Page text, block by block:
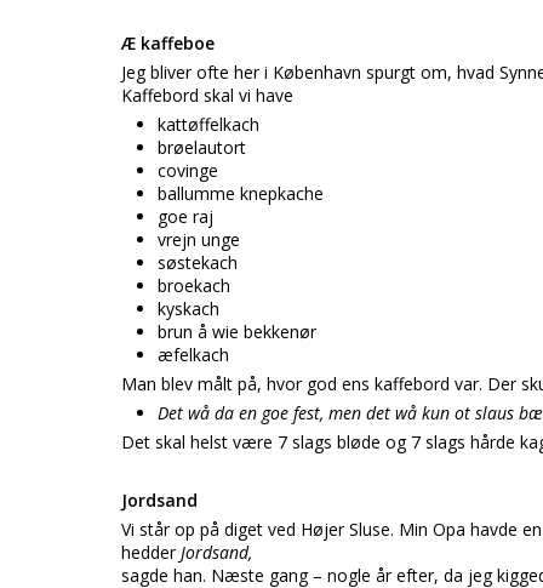
Æ kaffeboe
Jeg bliver ofte her i København spurgt om, hvad
Kaffebord skal vi have
kattøffelkach
brøelautort
covinge
ballumme knepkache
goe raj
vrejn unge
søstekach
broekach
kyskach
brun å wie bekkenør
æfelkach
Man blev målt på, hvor god ens kaffebord var. Der
Det wå da en goe fest, men det wå kun ot slaus
Det skal helst være 7 slags bløde og 7 slags hårde
Jordsand
Vi står op på diget ved Højer Sluse. Min Opa havde
hedderJordsand,
sagde han. Næste gang – nogle år efter, da jeg